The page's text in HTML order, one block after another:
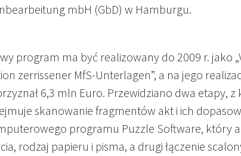
mbH (GbD) w Hamburgu.
program ma być realizowany do 2009 r. jako
zerrissener MfS-Unterlagen”, a na jego
6,3 mln Euro. Przewidziano dwa etapy, z
skanowanie fragmentów akt i ich
programu Puzzle Software, który
rodzaj papieru i pisma, a drugi łączenie